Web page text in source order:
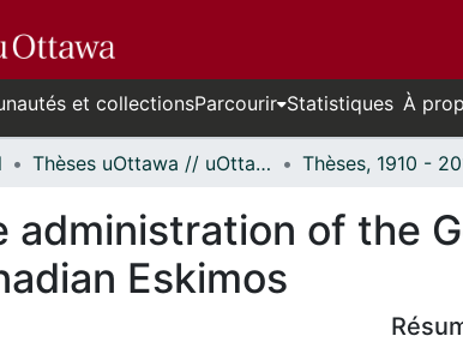
et collectionsParcourir Statistiques À
Thèses uOttawa // uOttawa Theses
administration of the
Eskimos